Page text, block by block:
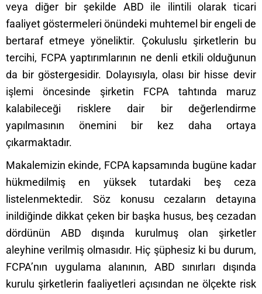
veya diğer bir şekilde ABD ile ilintili olarak ticari
faaliyet göstermeleri önündeki muhtemel bir engeli de
bertaraf etmeye yöneliktir. Çokuluslu şirketlerin bu
tercihi, FCPA yaptırımlarının ne denli etkili olduğunun
da bir göstergesidir. Dolayısıyla, olası bir hisse devir
işlemi öncesinde şirketin FCPA tahtında maruz
kalabileceği risklere dair bir değerlendirme
yapılmasının önemini bir kez daha ortaya
çıkarmaktadır.
Makalemizin ekinde, FCPA kapsamında bugüne kadar
hükmedilmiş en yüksek tutardaki beş ceza
listelenmektedir. Söz konusu cezaların detayına
inildiğinde dikkat çeken bir başka husus, beş cezadan
dördünün ABD dışında kurulmuş olan şirketler
aleyhine verilmiş olmasıdır. Hiç şüphesiz ki bu durum,
FCPA’nın uygulama alanının, ABD sınırları dışında
kurulu şirketlerin faaliyetleri açısından ne ölçekte risk